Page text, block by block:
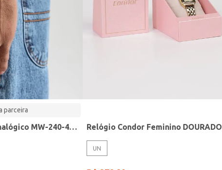
parceira
Relógio Casio analógico MW-240-4BVDF-SC Relógio Condor Feminino DOURADO
UN